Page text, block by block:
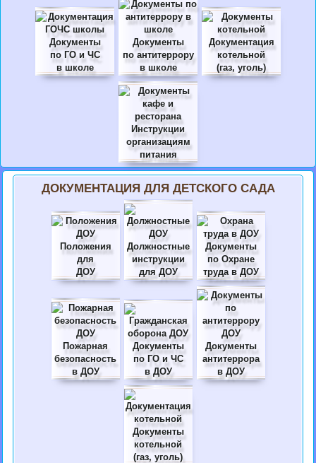
Документы
по ГО и ЧС
в школе
Документы
по антитеррору
в школе
Документация
котельной
(газ, уголь)
Инструкции
организациям
питания
ДОКУМЕНТАЦИЯ ДЛЯ ДЕТСКОГО САДА
Положения
для
ДОУ
Должностные
инструкции
для ДОУ
Документы
по Охране
труда в ДОУ
Пожарная
безопасность
в ДОУ
Документы
по ГО и ЧС
в ДОУ
Документы
антитеррора
в ДОУ
Документы
котельной
(газ, уголь)